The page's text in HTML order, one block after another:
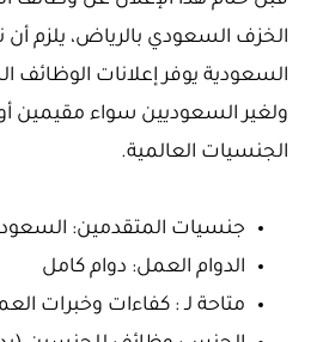
الخزف السعودي بالرياض، يلزم
السعودية يوفر إعلانات الوظائف
ولغير السعوديين سواء مقيمين
الجنسيات العالمية.
جنسيات المتقدمين:
الدوام العمل: دوام كامل
متاحة لـ : كفاءات وخبرات